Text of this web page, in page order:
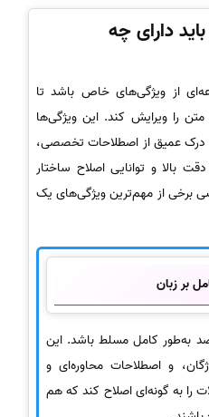
دارای چه
از ویژگی‌های خاص باشد تا
را ویرایش کند. این ویژگی‌ها
درک عمیق از اصطلاحات تخصصی،
بالا و توانایی اصلاح ساختار
برخی از مهم‌ترین ویژگی‌های یک
بر زبان
به‌طور کامل مسلط باشد. این
و اصطلاحات محاوره‌ای و
را به گونه‌ای اصلاح کند که هم